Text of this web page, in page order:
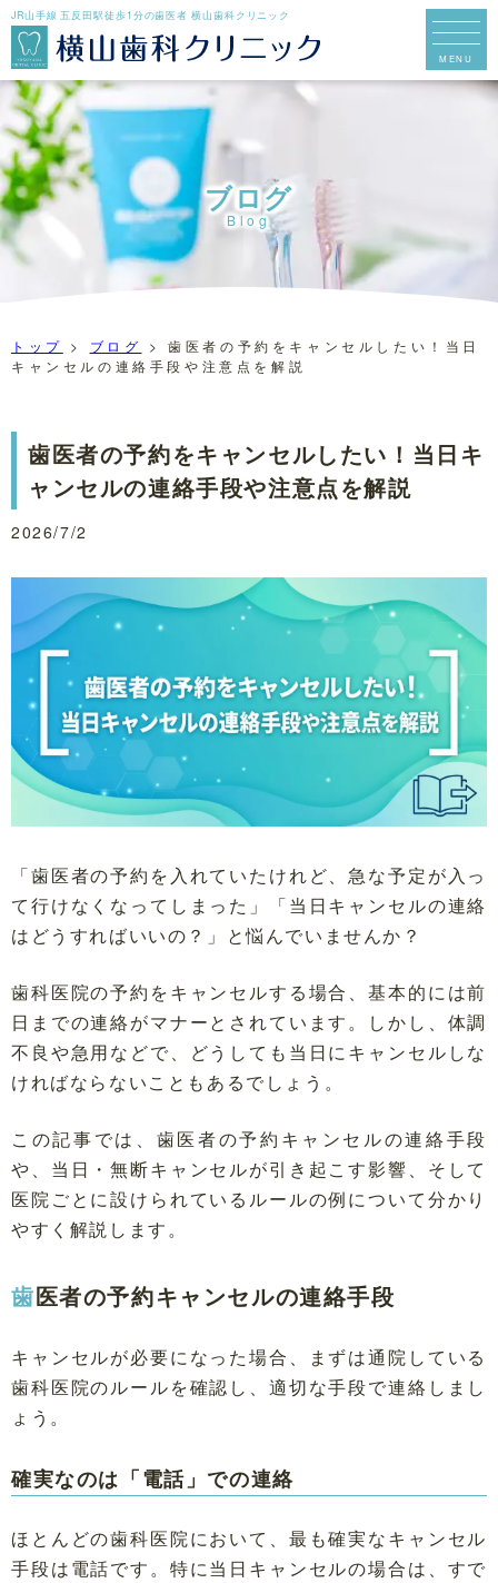
JR山手線 五反田駅徒歩1分の歯医者 横山歯科クリニック
ブログ
Blog
トップ > ブログ >歯医者の予約をキャンセルしたい！当日
キャンセルの連絡手段や注意点を解説
歯医者の予約をキャンセルしたい！当日キ
ャンセルの連絡手段や注意点を解説
2026/7/2
「歯医者の予約を入れていたけれど、急な予定が入っ
て行けなくなってしまった」「当日キャンセルの連絡
はどうすればいいの？」と悩んでいませんか？
歯科医院の予約をキャンセルする場合、基本的には前
日までの連絡がマナーとされています。しかし、体調
不良や急用などで、どうしても当日にキャンセルしな
ければならないこともあるでしょう。
この記事では、歯医者の予約キャンセルの連絡手段
や、当日・無断キャンセルが引き起こす影響、そして
医院ごとに設けられているルールの例について分かり
やすく解説します。
歯医者の予約キャンセルの連絡手段
キャンセルが必要になった場合、まずは通院している
歯科医院のルールを確認し、適切な手段で連絡しまし
ょう。
確実なのは「電話」での連絡
ほとんどの歯科医院において、最も確実なキャンセル
手段は電話です。特に当日キャンセルの場合は、すで